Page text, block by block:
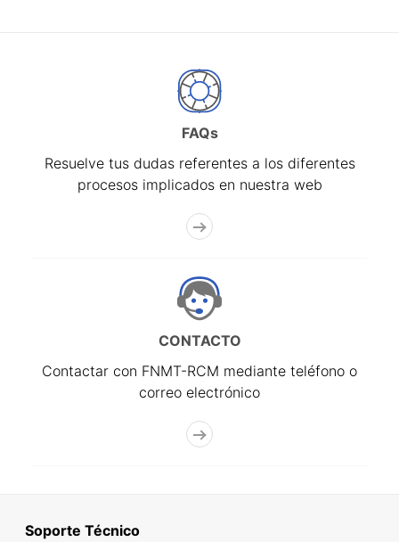
FAQs
Resuelve tus dudas referentes a los diferentes
procesos implicados en nuestra web
CONTACTO
Contactar con FNMT-RCM mediante teléfono o
correo electrónico
Soporte Técnico